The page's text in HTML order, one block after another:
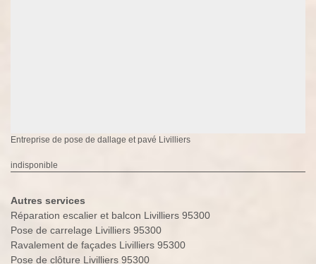
Entreprise de pose de dallage et pavé Livilliers
indisponible
Autres services
Réparation escalier et balcon Livilliers 95300
Pose de carrelage Livilliers 95300
Ravalement de façades Livilliers 95300
Pose de clôture Livilliers 95300